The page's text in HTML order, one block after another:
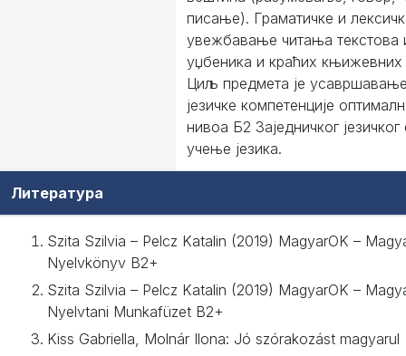
писање). Граматичке и
увежбавање читањa текстова
уџбеника и краћих књижевних
Циљ предмета је
језичке компетенције
нивоа Б2 Заједничког
учење језика.
Литература
Szita Szilvia – Pelcz Katalin (2019) MagyarOK –
Nyelvkönyv B2+
Szita Szilvia – Pelcz Katalin (2019) MagyarOK –
Nyelvtani Munkafüzet B2+
Kiss Gabriella, Molnár Ilona: Jó szórakozást magyarul